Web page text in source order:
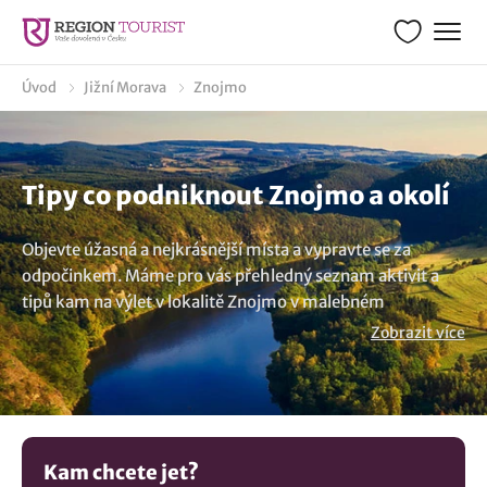
Úvod Jižní Morava Znojmo
Tipy co podniknout Znojmo a okolí
Objevte úžasná a nejkrásnější místa a vypravte se za
odpočinkem. Máme pro vás přehledný seznam aktivit a
tipů kam na výlet v lokalitě Znojmo v malebném
turistickém regionu Jižní Morava. Zajímá Vás co zde
navštívit a co vidět v okolí? Vytvořili jsme turistického
průvodce s tipy na výlety, co dělat a navštívit v okolí. Ze
seznamu výletních cílů, aktivit a památek jsme pro vás
vybrali mnoho parádních tipů. Poznejte zajímavá místa v
obci Znojmo a prohlédněte si tyto možnosti:
Zobrazit více
Kam chcete jet?